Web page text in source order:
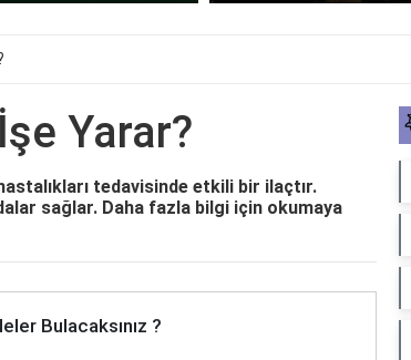
Yarar?
tedavisinde etkili bir ilaçtır.
sağlar. Daha fazla bilgi için okumaya
Bulacaksınız ?